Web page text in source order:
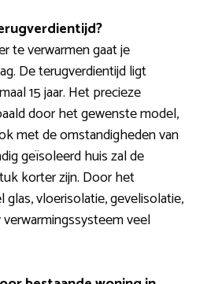
te verwarmen gaat je
De terugverdientijd ligt
15 jaar. Het precieze
door het gewenste model,
met de omstandigheden van
geïsoleerd huis zal de
korter zijn. Door het
vloerisolatie, gevelisolatie,
veel